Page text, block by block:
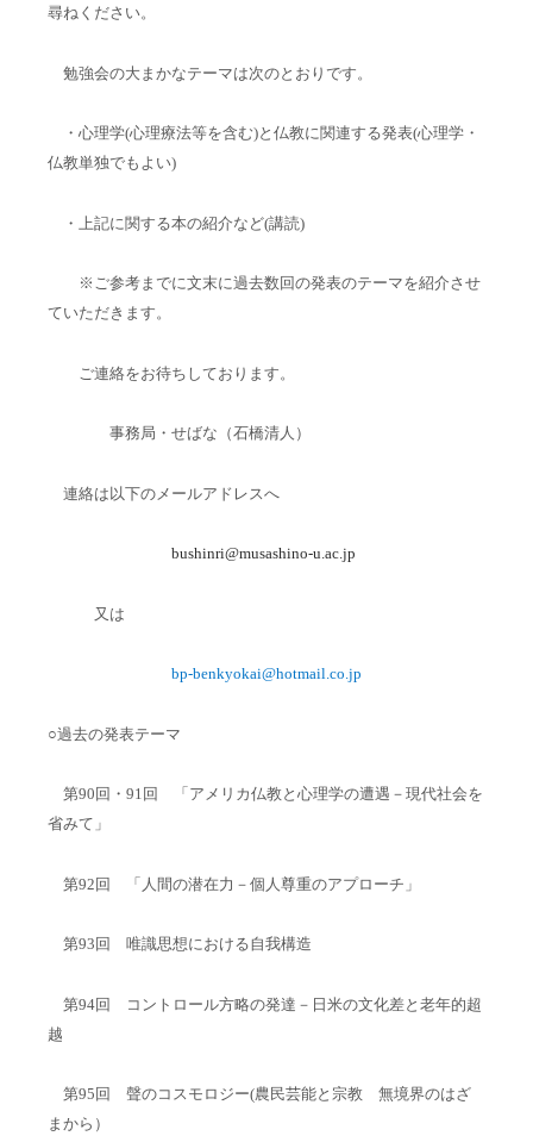
尋ねください。
勉強会の大まかなテーマは次のとおりです。
・心理学(心理療法等を含む)と仏教に関連する発表(心理学・
仏教単独でもよい)
・上記に関する本の紹介など(講読)
※ご参考までに文末に過去数回の発表のテーマを紹介させ
ていただきます。
ご連絡をお待ちしております。
事務局・せばな（石橋清人）
連絡は以下のメールアドレスへ
bushinri@musashino-u.ac.jp
又は
bp-benkyokai@hotmail.co.jp
○過去の発表テーマ
第90回・91回 「アメリカ仏教と心理学の遭遇－現代社会を
省みて」
第92回 「人間の潜在力－個人尊重のアプローチ」
第93回 唯識思想における自我構造
第94回 コントロール方略の発達－日米の文化差と老年的超
越
第95回 聲のコスモロジー(農民芸能と宗教 無境界のはざ
まから）